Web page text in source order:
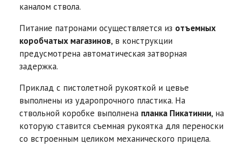
каналом ствола.
Питание патронами осуществляется из отъемных
коробчатых магазинов, в конструкции
предусмотрена автоматическая затворная
задержка.
Приклад с пистолетной рукояткой и цевье
выполнены из ударопрочного пластика. На
ствольной коробке выполнена планка Пикатинни, на
которую ставится съемная рукоятка для переноски
со встроенным целиком механического прицела.